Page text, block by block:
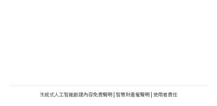
生成式人工智能創建內容免責聲明 | 智慧財產權聲明 | 使用者責任